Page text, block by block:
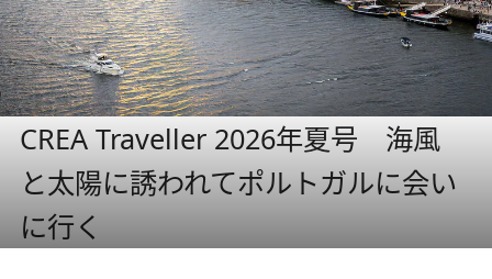
CREA Traveller 2026年夏号 海風
と太陽に誘われてポルトガルに会い
に行く